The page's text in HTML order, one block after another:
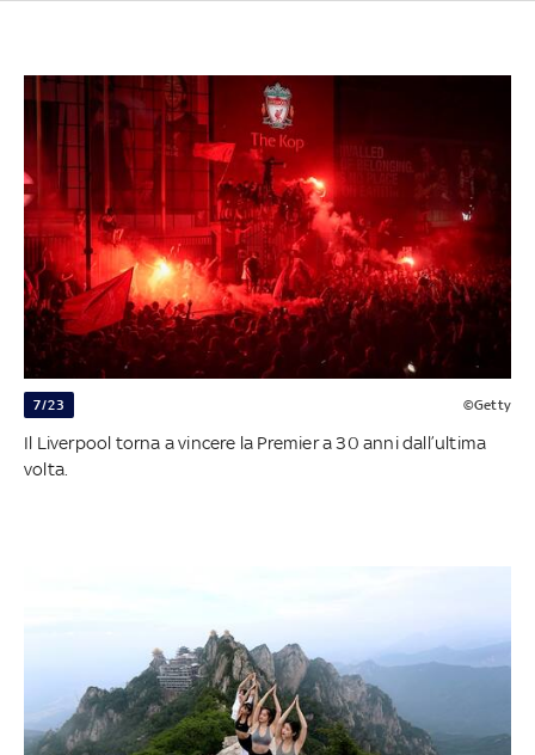
7/23 ©Getty
Il Liverpool torna a vincere la Premier a 30 anni dall’ultima
volta.